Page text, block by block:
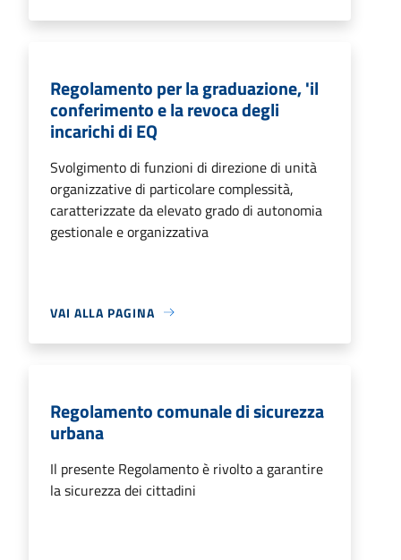
Regolamento per la graduazione, 'il
conferimento e la revoca degli
incarichi di EQ
Svolgimento di funzioni di direzione di unità
organizzative di particolare complessità,
caratterizzate da elevato grado di autonomia
gestionale e organizzativa
VAI ALLA PAGINA
Regolamento comunale di sicurezza
urbana
Il presente Regolamento è rivolto a garantire
la sicurezza dei cittadini